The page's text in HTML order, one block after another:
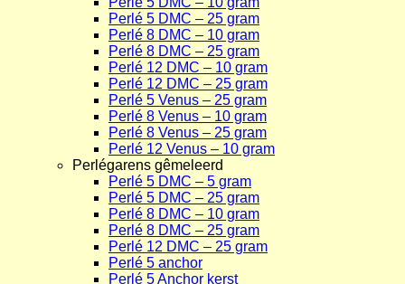
Perlé 5 DMC – 25 gram
Perlé 8 DMC – 10 gram
Perlé 8 DMC – 25 gram
Perlé 12 DMC – 10 gram
Perlé 12 DMC – 25 gram
Perlé 5 Venus – 25 gram
Perlé 8 Venus – 10 gram
Perlé 8 Venus – 25 gram
Perlé 12 Venus – 10 gram
Perlégarens gêmeleerd
Perlé 5 DMC – 5 gram
Perlé 5 DMC – 25 gram
Perlé 8 DMC – 10 gram
Perlé 8 DMC – 25 gram
Perlé 12 DMC – 25 gram
Perlé 5 anchor
Perlé 5 Anchor kerst